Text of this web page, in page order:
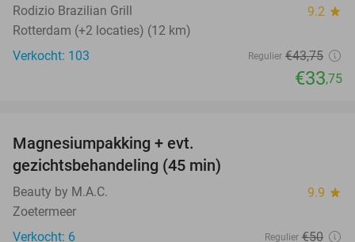
TODAY
Rodizio Brazilian Grill 9.2 star
Rotterdam (+2 locaties) (12 km)
Verkocht: 103
Regulier €43,75
€33,75
Magnesiumpakking + evt.
gezichtsbehandeling (45 min)
Beauty by M.A.C. 9.9 star
Zoetermeer
Verkocht: 6
Regulier €50